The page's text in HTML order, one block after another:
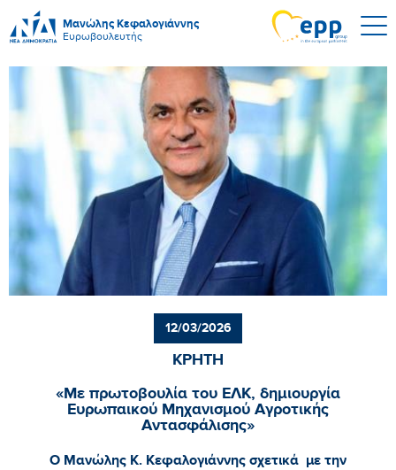
Μανώλης Κεφαλογιάννης
Ευρωβουλευτής
12/03/2026
ΚΡΗΤΗ
«Με πρωτοβουλία του ΕΛΚ, δημιουργία
Ευρωπαικού Μηχανισμού Αγροτικής
Αντασφάλισης»
Ο Μανώλης Κ. Κεφαλογιάννης σχετικά με την